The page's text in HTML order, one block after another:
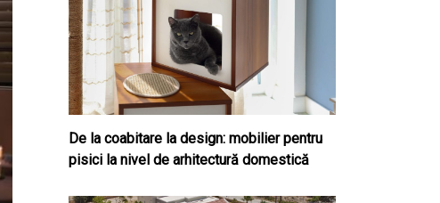
De la coabitare la design: mobilier pentru
pisici la nivel de arhitectură domestică